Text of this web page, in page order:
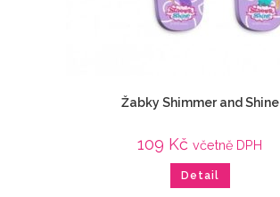
Žabky Shimmer and Shine
109 Kč včetně DPH
Detail